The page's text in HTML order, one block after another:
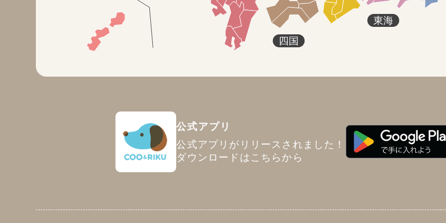
東海
四国
公式アプリ
公式アプリがリリースされました！
ダウンロードはこちらから